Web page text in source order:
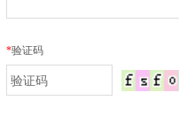
*验证码